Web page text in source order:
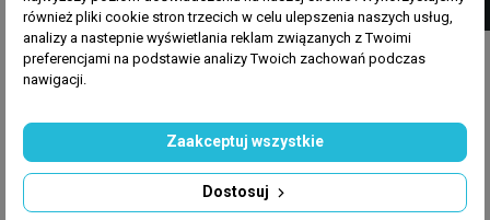
AKWARIUM...
2 549,00 zł
Dodaj do koszyka
AKWARIUM...
3 549,00 zł
Wysyłka w 24h
Wysyłka w 24h
Nowy
również pliki cookie stron trzecich w celu ulepszenia naszych usług,
analizy a nastepnie wyświetlania reklam związanych z Twoimi
preferencjami na podstawie analizy Twoich zachowań podczas
nawigacji.
Dostosuj
Zaakceptuj wszystkie